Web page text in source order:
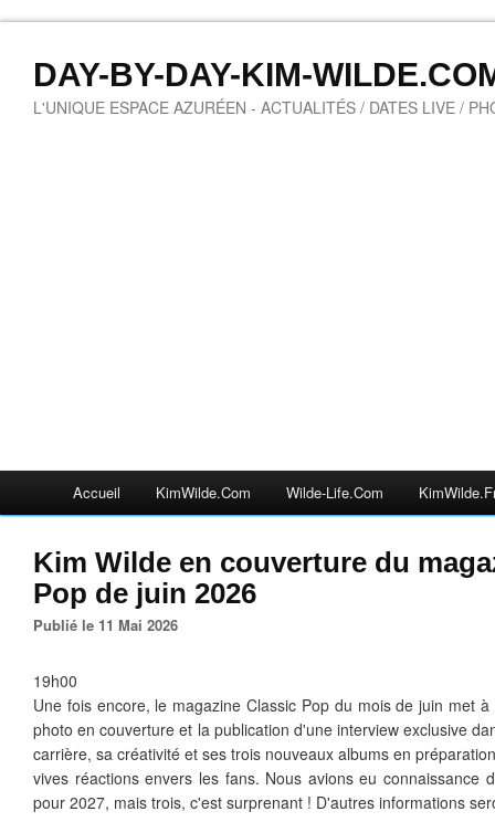
DAY-BY-DAY-KIM-
L'UNIQUE ESPACE AZURÉEN - ACTUALITÉS / DATES LIVE /
Accueil KimWilde.com Wilde-Life.com
Kim Wilde en couverture du
Pop de juin 2026
Publié le 11 Mai 2026
19h00
Une fois encore, le magazine Classic Pop du mois de juin met
photo en couverture et la publication d'une interview exclusive
carrière, sa créativité et ses trois nouveaux albums en
vives réactions envers les fans. Nous avions eu connaissance
pour 2027, mais trois, c'est surprenant ! D'autres informations